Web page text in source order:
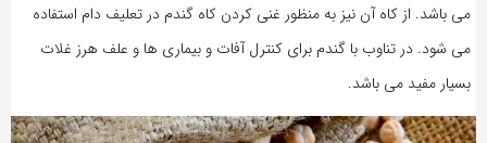
می باشد. از کاه آن نیز به منظور غنی کردن کاه گندم در تعلیف دام استفاده
می شود. در تناوب با گندم برای کنترل آفات و بیماری ها و علف هرز غلات
بسیار مفید می باشد.